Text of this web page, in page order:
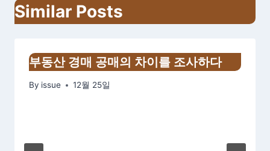
Similar Posts
부동산 경매 공매의 차이를 조사하다
By issue 12월 25일